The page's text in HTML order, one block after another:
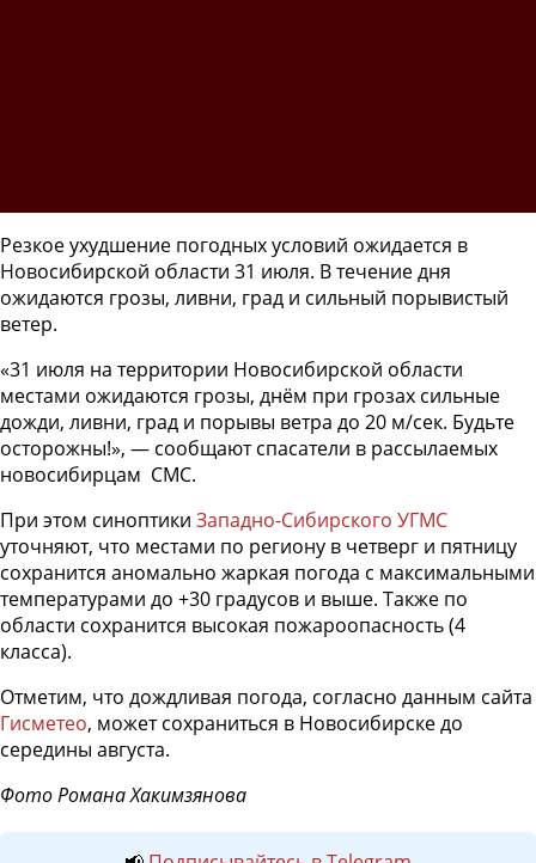
Резкое ухудшение погодных условий ожидается в
Новосибирской области 31 июля. В течение дня
ожидаются грозы, ливни, град и сильный порывистый
ветер.
«31 июля на территории Новосибирской области
местами ожидаются грозы, днём при грозах сильные
дожди, ливни, град и порывы ветра до 20 м/сек. Будьте
осторожны!», — сообщают спасатели в рассылаемых
новосибирцам СМС.
При этом синоптики Западно-Сибирского УГМС
уточняют, что местами по региону в четверг и пятницу
сохранится аномально жаркая погода с максимальными
температурами до +30 градусов и выше. Также по
области сохранится высокая пожароопасность (4
класса).
Отметим, что дождливая погода, согласно данным сайта
Гисметео, может сохраниться в Новосибирске до
середины августа.
Фото Романа Хакимзянова